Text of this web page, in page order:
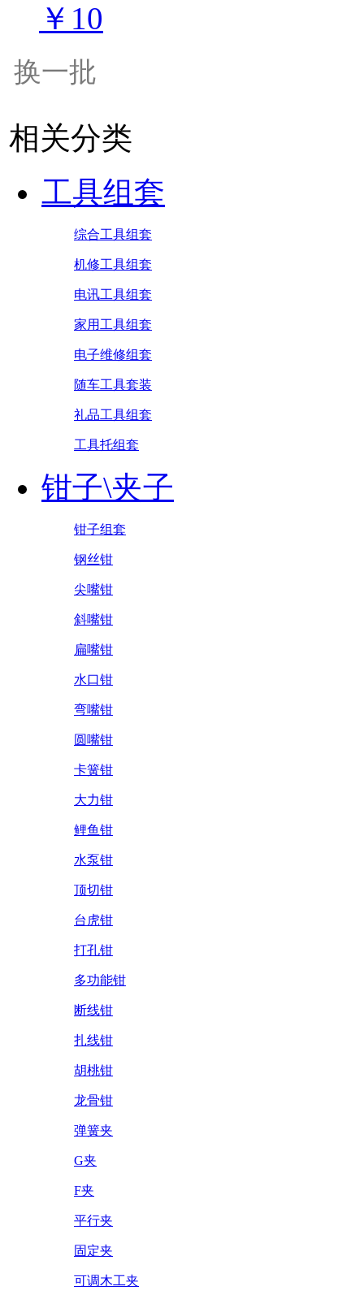
￥10
换一批
相关分类
工具组套
综合工具组套
机修工具组套
电讯工具组套
家用工具组套
电子维修组套
随车工具套装
礼品工具组套
工具托组套
钳子\夹子
钳子组套
钢丝钳
尖嘴钳
斜嘴钳
扁嘴钳
水口钳
弯嘴钳
圆嘴钳
卡簧钳
大力钳
鲤鱼钳
水泵钳
顶切钳
台虎钳
打孔钳
多功能钳
断线钳
扎线钳
胡桃钳
龙骨钳
弹簧夹
G夹
F夹
平行夹
固定夹
可调木工夹